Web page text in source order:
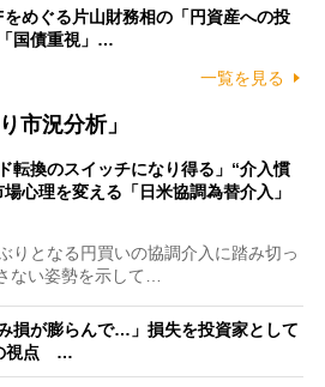
をめぐる片山財務相の「円資産への投
国債重視」…
一覧を見る
市況分析」
転換のスイッチになり得る」“介入慣
心理を変える「日米協調為替介入」
りとなる円買いの協調介入に踏み切っ
ない姿勢を示して…
損が膨らんで…」損失を投資家として
視点 …